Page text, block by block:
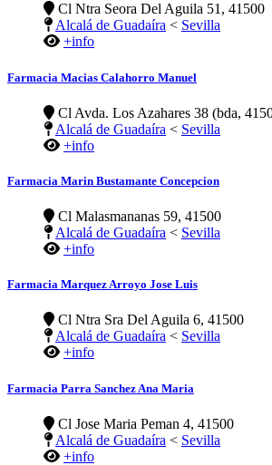
Cl Ntra Seora Del Aguila 51, 41500
Alcalá de Guadaíra < Sevilla
+info
Farmacia Macias Calahorro Manuel
Cl Avda. Los Azahares 38 (bda,
Alcalá de Guadaíra < Sevilla
+info
Farmacia Marin Bustamante Concepcion
Cl Malasmananas 59, 41500
Alcalá de Guadaíra < Sevilla
+info
Farmacia Marquez Arroyo Jose Luis
Cl Ntra Sra Del Aguila 6, 41500
Alcalá de Guadaíra < Sevilla
+info
Farmacia Parra Sanchez Ana Maria
Cl Jose Maria Peman 4, 41500
Alcalá de Guadaíra < Sevilla
+info